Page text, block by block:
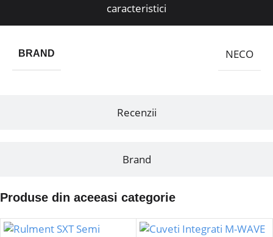
caracteristici
Recenzii
Brand
BRAND NECO
Produse din aceeasi categorie